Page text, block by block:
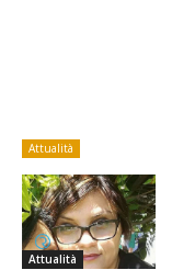
Attualità
Attualità